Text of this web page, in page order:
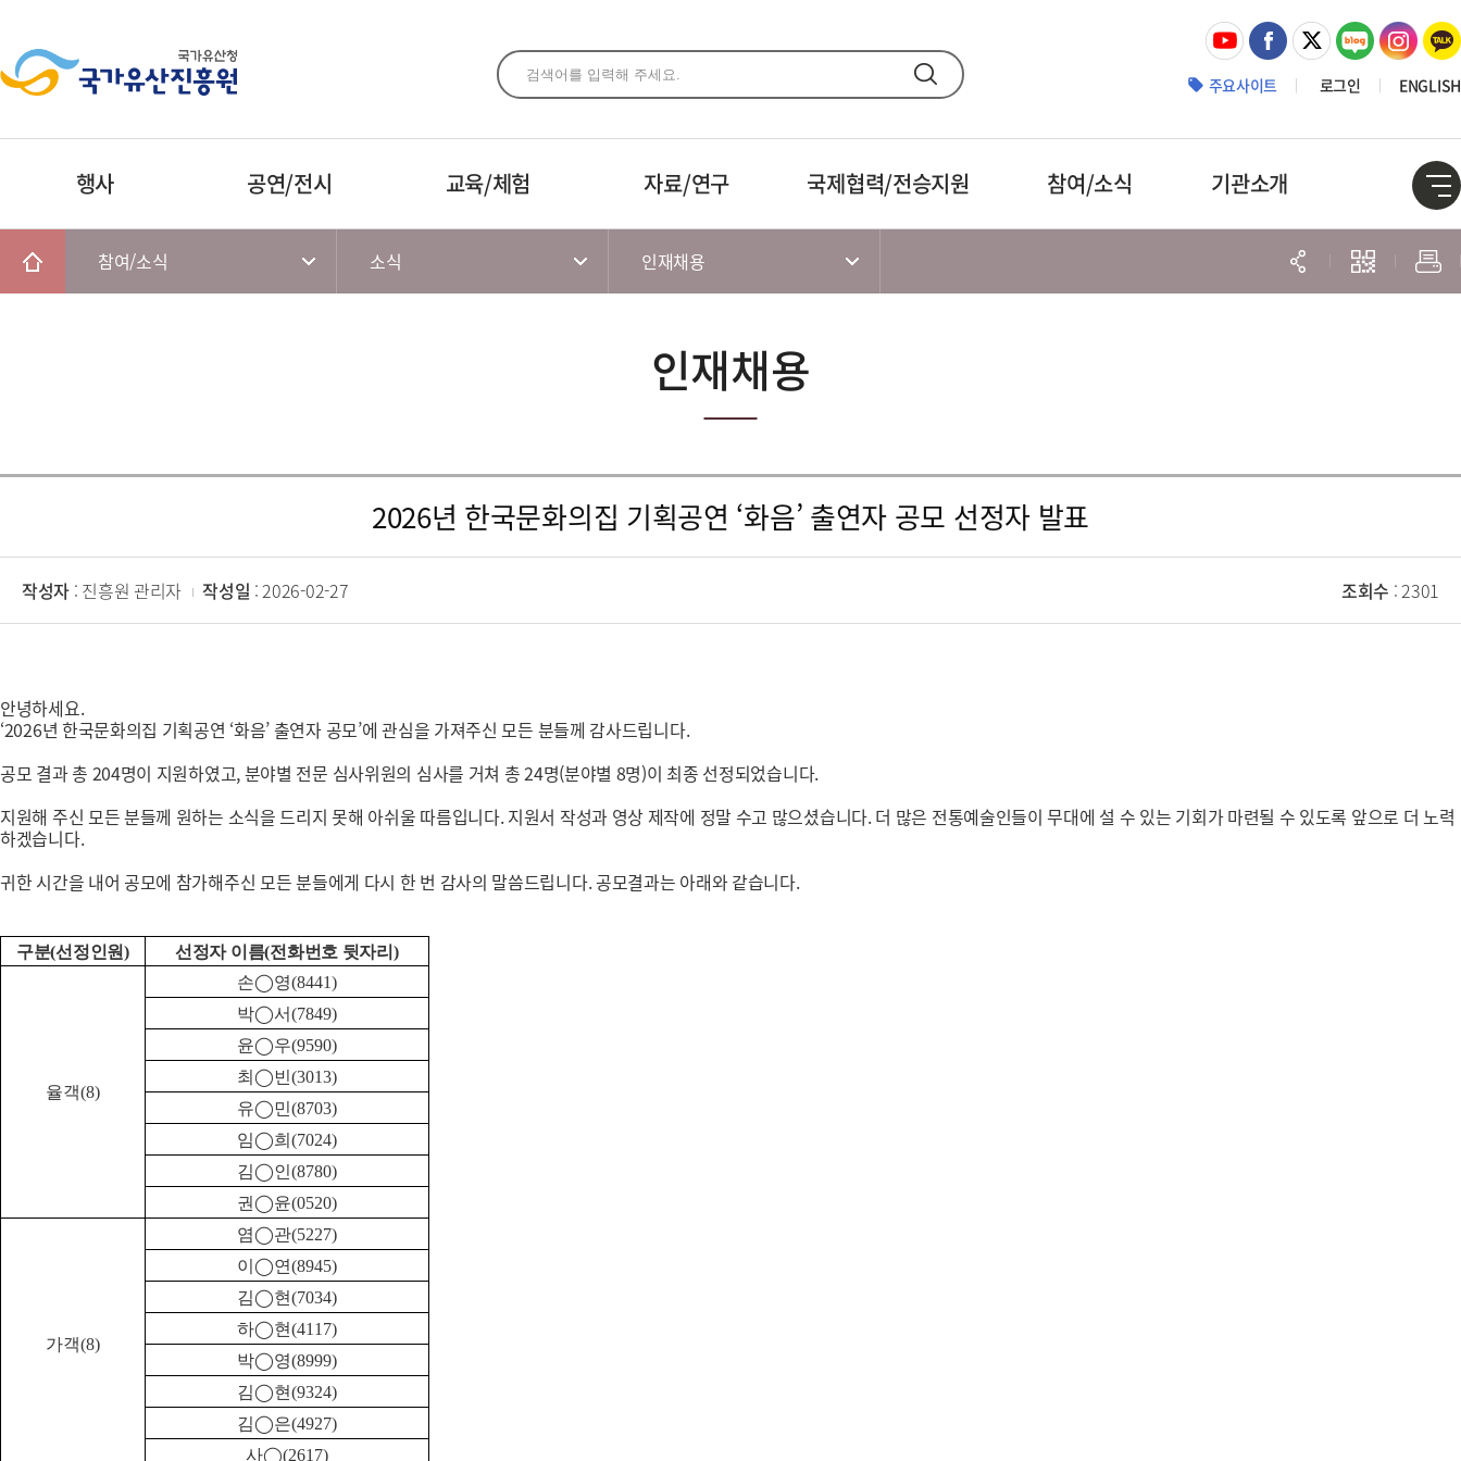
주요사이트 로그인 ENGLISH
행사 공연/전시 교육/체험 자료/연구 국제협력/전승지원 참여/소식 기관소개
참여/소식 소식 인재채용
인재채용
2026년 한국문화의집 기획공연 ‘화음’ 출연자 공모 선정자 발표
작성자 : 진흥원 관리자 작성일 : 2026-02-27 조회수 : 2301
안녕하세요.
‘2026년 한국문화의집 기획공연 ‘화음’ 출연자 공모’에 관심을 가져주신 모든 분들께 감사드립니다.
공모 결과 총 204명이 지원하였고, 분야별 전문 심사위원의 심사를 거쳐 총 24명(분야별 8명)이 최종 선정되었습니다.
지원해 주신 모든 분들께 원하는 소식을 드리지 못해 아쉬울 따름입니다. 지원서 작성과 영상 제작에 정말 수고 많으셨습니다. 더 많은 전통예술인들이 무대에 설 수 있는 기회가 마련될 수 있도록 앞으로 더 노력
하겠습니다.
귀한 시간을 내어 공모에 참가해주신 모든 분들에게 다시 한 번 감사의 말씀드립니다. 공모결과는 아래와 같습니다.
구분(선정인원) 선정자 이름(전화번호 뒷자리 )
율객(8)
손◯영(8441)
박◯서(7849)
윤◯우(9590)
최 ◯빈(3013)
유◯민(8703)
임◯희 (7024)
김◯인(8780)
권 ◯윤(0520)
가객(8)
염◯관(5227)
이 ◯연(8945)
김◯현(7034)
하◯현(4117)
박◯영(8999)
김◯현(9324)
김◯은(4927)
사◯(2617)